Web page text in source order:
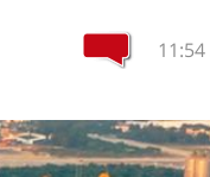
11:54